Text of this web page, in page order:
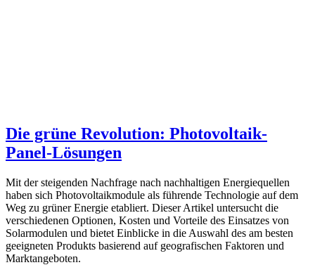
Die grüne Revolution: Photovoltaik-
Panel-Lösungen
Mit der steigenden Nachfrage nach nachhaltigen Energiequellen
haben sich Photovoltaikmodule als führende Technologie auf dem
Weg zu grüner Energie etabliert. Dieser Artikel untersucht die
verschiedenen Optionen, Kosten und Vorteile des Einsatzes von
Solarmodulen und bietet Einblicke in die Auswahl des am besten
geeigneten Produkts basierend auf geografischen Faktoren und
Marktangeboten.